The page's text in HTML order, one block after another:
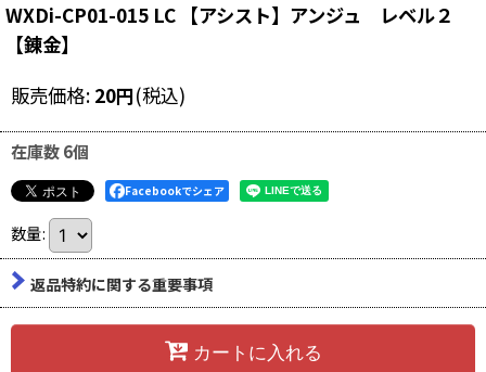
WXDi-CP01-015 LC 【アシスト】アンジュ レベル２
【錬金】
販売価格: 20円(税込)
在庫数 6個
Facebookでシェア
数量:
返品特約に関する重要事項
カートに入れる